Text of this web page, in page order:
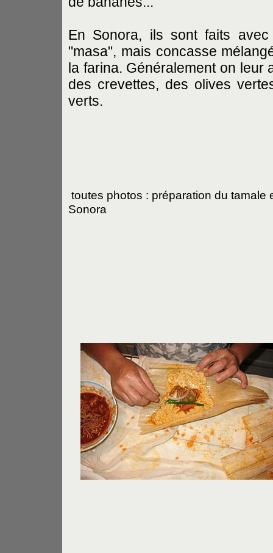
En Sonora, ils sont faits
"masa", mais concasse
la farina. Généralement on leur
des crevettes, des olives
verts.
toutes photos : préparation du tamale
Sonora